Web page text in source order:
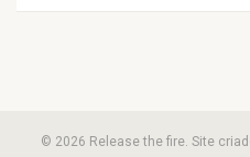
© 2026 Release the fire. Site